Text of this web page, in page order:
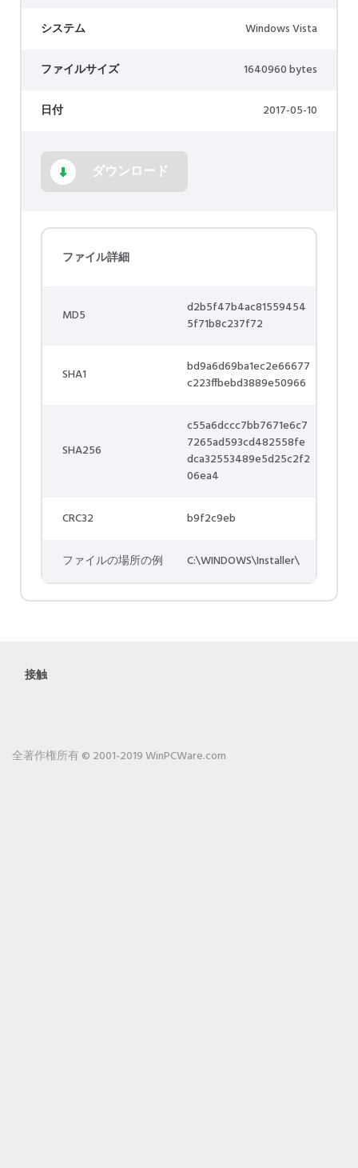
システム Windows Vista
ファイルサイズ 1640960 bytes
日付 2017-05-10
ダウンロード
ファイル詳細
MD5
d2b5f47b4ac81559454
5f71b8c237f72
SHA1
bd9a6d69ba1ec2e66677
c223ffbebd3889e50966
SHA256
c55a6dccc7bb7671e6c7
7265ad593cd482558fe
dca32553489e5d25c2f2
06ea4
CRC32 b9f2c9eb
ファイルの場所の例 C:\WINDOWS\Installer\
接触
全著作権所有 © 2001-2019 WinPCWare.com